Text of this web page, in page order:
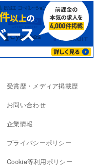
受賞歴・メディア掲載歴
お問い合わせ
企業情報
プライバシーポリシー
Cookie等利用ポリシー